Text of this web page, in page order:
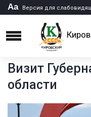
Аа Версия для
Menu
Визит
области